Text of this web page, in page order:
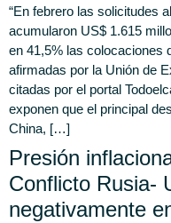
“En febrero las solicitudes
acumularon US$ 1.615
en 41,5% las colocaciones
afirmadas por la Unión de
citadas por el portal
exponen que el principal
China, […]
Presión
Conflicto Rusia-
negativamente